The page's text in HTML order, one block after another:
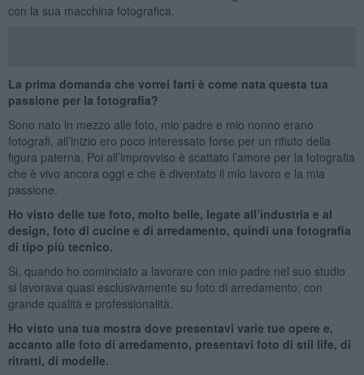
con la sua macchina fotografica.
La prima domanda che vorrei farti è come nata questa tua
passione per la fotografia?
Sono nato in mezzo alle foto, mio padre e mio nonno erano
fotografi, all’inizio ero poco interessato forse per un rifiuto della
figura paterna. Poi all’improvviso è scattato l’amore per la fotografia
che è vivo ancora oggi e che è diventato il mio lavoro e la mia
passione.
Ho visto delle tue foto, molto belle, legate all’industria e al
design, foto di cucine e di arredamento, quindi una fotografia
di tipo più tecnico.
Si, quando ho cominciato a lavorare con mio padre nel suo studio
si lavorava quasi esclusivamente su foto di arredamento, con
grande qualità e professionalità.
Ho visto una tua mostra dove presentavi varie tue opere e,
accanto alle foto di arredamento, presentavi foto di stil life, di
ritratti, di modelle.